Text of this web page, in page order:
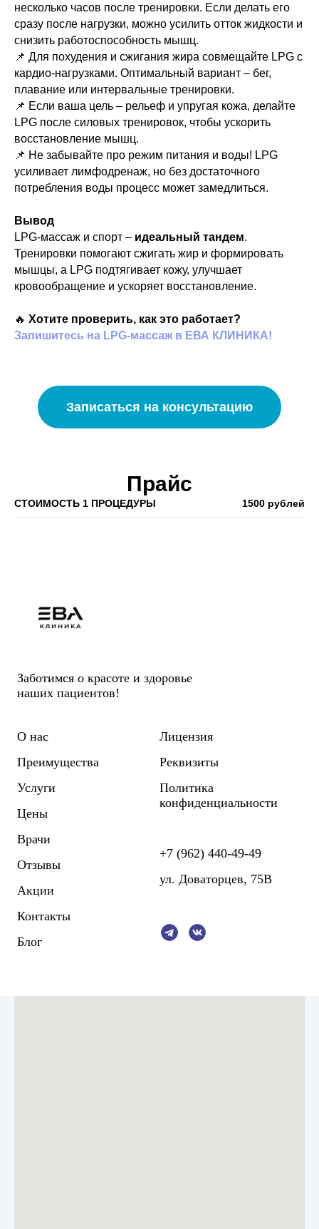
несколько часов после тренировки. Если делать его
сразу после нагрузки, можно усилить отток жидкости и
снизить работоспособность мышц.
📌 Для похудения и сжигания жира совмещайте LPG с
кардио-нагрузками. Оптимальный вариант – бег,
плавание или интервальные тренировки.
📌 Если ваша цель – рельеф и упругая кожа, делайте
LPG после силовых тренировок, чтобы ускорить
восстановление мышц.
📌 Не забывайте про режим питания и воды! LPG
усиливает лимфодренаж, но без достаточного
потребления воды процесс может замедлиться.
Вывод
LPG-массаж и спорт – идеальный тандем.
Тренировки помогают сжигать жир и формировать
мышцы, а LPG подтягивает кожу, улучшает
кровообращение и ускоряет восстановление.
🔥 Хотите проверить, как это работает?
Запишитесь на LPG-массаж в ЕВА КЛИНИКА!
Записаться на консультацию
Прайс
СТОИМОСТЬ 1 ПРОЦЕДУРЫ 1500 рублей
Заботимся о красоте и здоровье
наших пациентов!
О нас
Преимущества
Услуги
Цены
Врачи
Отзывы
Акции
Контакты
Блог
Лицензия
Реквизиты
Политика
конфиденциальности
+7 (962) 440-49-49
ул. Доваторцев, 75В